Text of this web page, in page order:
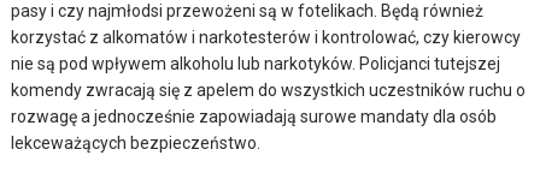
pasy i czy najmłodsi przewożeni są w fotelikach. Będą również
korzystać z alkomatów i narkotesterów i kontrolować, czy kierowcy
nie są pod wpływem alkoholu lub narkotyków. Policjanci tutejszej
komendy zwracają się z apelem do wszystkich uczestników ruchu o
rozwagę a jednocześnie zapowiadają surowe mandaty dla osób
lekceważących bezpieczeństwo.